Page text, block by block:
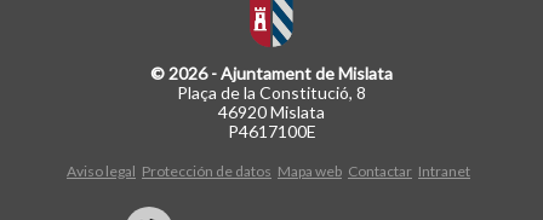
© 2026 - Ajuntament de Mislata
Plaça de la Constitució, 8
46920 Mislata
P4617100E
Aviso legal Protección de datos Mapa web Contactar Intranet